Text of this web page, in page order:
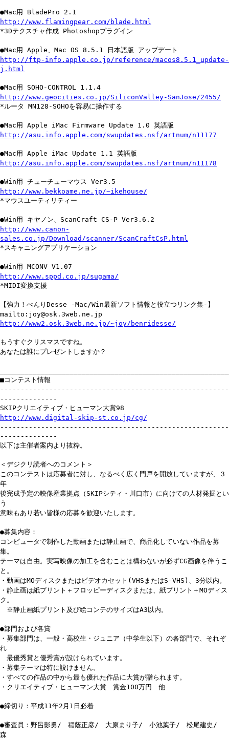
●Mac用 BladePro 2.1
http://www.flamingpear.com/blade.html
*3Dテクスチャ作成 Photoshopプラグイン
●Mac用 Apple、Mac OS 8.5.1 日本語版 アップデート
http://ftp-info.apple.co.jp/reference/macos8.5.1_update-
j.html
●Mac用 SOHO-CONTROL 1.1.4
http://www.geocities.co.jp/SiliconValley-SanJose/2455/
*ルータ MN128-SOHOを容易に操作する
●Mac用 Apple iMac Firmware Update 1.0 英語版
http://asu.info.apple.com/swupdates.nsf/artnum/n11177
●Mac用 Apple iMac Update 1.1 英語版
http://asu.info.apple.com/swupdates.nsf/artnum/n11178
●Win用 チューチューマウス Ver3.5
http://www.bekkoame.ne.jp/~ikehouse/
*マウスユーティリティー
●Win用 キヤノン、ScanCraft CS-P Ver3.6.2
http://www.canon-
sales.co.jp/Download/scanner/ScanCraftCsP.html
*スキャニングアプリケーション
●Win用 MCONV V1.07
http://www.sppd.co.jp/sugama/
*MIDI変換支援
【強力！べんりDesse -Mac/Win最新ソフト情報と役立つリンク集-】
mailto:joy@osk.3web.ne.jp
http://www2.osk.3web.ne.jp/~joy/benridesse/
もうすぐクリスマスですね。
あなたは誰にプレゼントしますか？
■コンテスト情報
--------------------------------------------------------
--------------
SKIPクリエイティブ・ヒューマン大賞98
http://www.digital-skip-st.co.jp/cg/
--------------------------------------------------------
--------------
以下は主催者案内より抜粋。
＜デジクリ読者へのコメント＞
このコンテストは応募者に対し、なるべく広く門戸を開放していますが、３
年
後完成予定の映像産業拠点（SKIPシティ・川口市）に向けての人材発掘とい
う
意味もあり若い皆様の応募を歓迎いたします。
●募集内容：
コンピュータで制作した動画または静止画で、商品化していない作品を募
集。
テーマは自由。実写映像の加工を含むことは構わないが必ずCG画像を伴うこ
と。
・動画はMOディスクまたはビデオカセット(VHSまたはS-VHS)、3分以内。
・静止画は紙プリント＋フロッピーディスクまたは、紙プリント＋MOディス
ク。
※静止画紙プリント及び絵コンテのサイズはA3以内。
●部門および各賞
・募集部門は、一般・高校生・ジュニア（中学生以下）の各部門で、それぞ
れ
最優秀賞と優秀賞が設けられています。
・募集テーマは特に設けません。
・すべての作品の中から最も優れた作品に大賞が贈られます。
・クリエイティブ・ヒューマン大賞 賞金100万円 他
●締切り：平成11年2月1日必着
●審査員：野呂影勇/ 稲蔭正彦/ 大原まり子/ 小池葉子/ 松尾建史/
森